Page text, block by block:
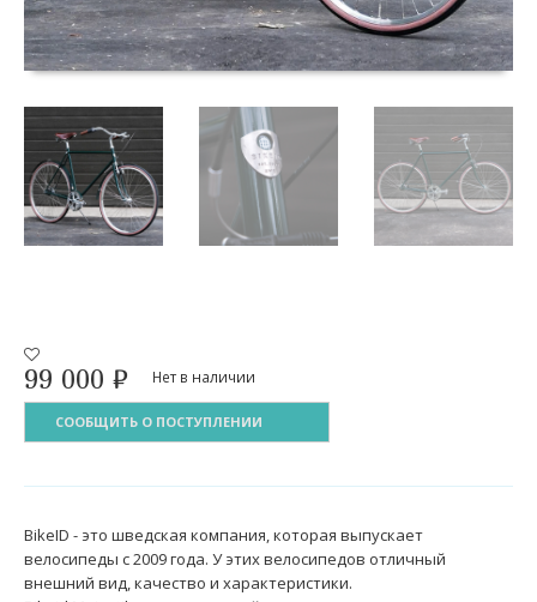
99 000 ₽ Нет в наличии
СООБЩИТЬ О ПОСТУПЛЕНИИ
BikeID - это шведская компания, которая выпускает
велосипеды с 2009 года. У этих велосипедов отличный
внешний вид, качество и характеристики.